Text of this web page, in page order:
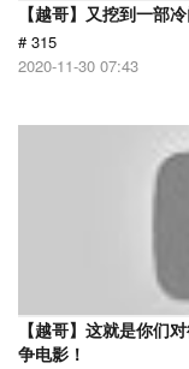
【越哥】又挖到一部
# 315
2020-11-30 07:43
【越哥】这就是你们
争电影！